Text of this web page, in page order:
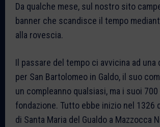
Da qualche mese, sul nostro sito
banner che scandisce il tempo
alla rovescia.
Il passare del tempo ci avvicina ad una
per San Bartolomeo in Galdo, il suo
un compleanno qualsiasi, ma i suoi 700
fondazione. Tutto ebbe inizio nel 1326
di Santa Maria del Gualdo a Mazzocca